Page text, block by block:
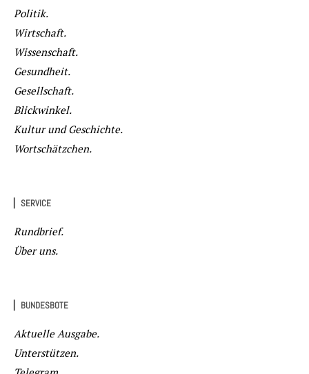
Politik.
Wirtschaft.
Wissenschaft.
Gesundheit.
Gesellschaft.
Blickwinkel.
Kultur und Geschichte.
Wortschätzchen.
▏SERVICE
Rundbrief.
Über uns.
▏BUNDESBOTE
Aktuelle Ausgabe.
Unterstützen.